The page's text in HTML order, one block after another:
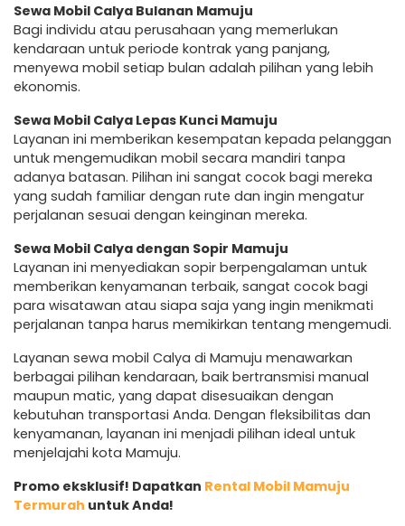
Sewa Mobil Calya Bulanan Mamuju
Bagi individu atau perusahaan yang memerlukan
kendaraan untuk periode kontrak yang panjang,
menyewa mobil setiap bulan adalah pilihan yang lebih
ekonomis.
Sewa Mobil Calya Lepas Kunci Mamuju
Layanan ini memberikan kesempatan kepada pelanggan
untuk mengemudikan mobil secara mandiri tanpa
adanya batasan. Pilihan ini sangat cocok bagi mereka
yang sudah familiar dengan rute dan ingin mengatur
perjalanan sesuai dengan keinginan mereka.
Sewa Mobil Calya dengan Sopir Mamuju
Layanan ini menyediakan sopir berpengalaman untuk
memberikan kenyamanan terbaik, sangat cocok bagi
para wisatawan atau siapa saja yang ingin menikmati
perjalanan tanpa harus memikirkan tentang mengemudi.
Layanan sewa mobil Calya di Mamuju menawarkan
berbagai pilihan kendaraan, baik bertransmisi manual
maupun matic, yang dapat disesuaikan dengan
kebutuhan transportasi Anda. Dengan fleksibilitas dan
kenyamanan, layanan ini menjadi pilihan ideal untuk
menjelajahi kota Mamuju.
Promo eksklusif! Dapatkan Rental Mobil Mamuju
Termurah untuk Anda!